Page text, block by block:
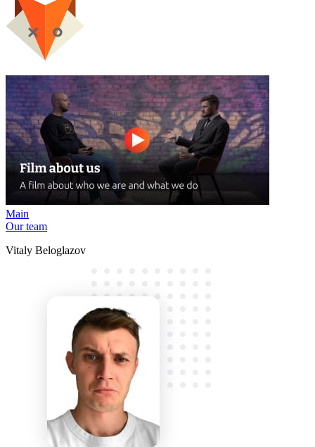
Main
Our team
Vitaly Beloglazov